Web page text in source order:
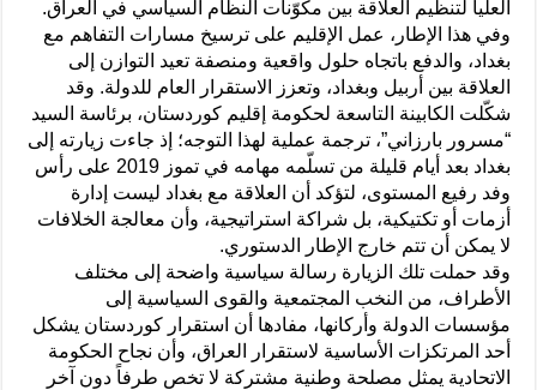
العليا لتنظيم العلاقة بين مكوّنات النظام السياسي في العراق.
وفي هذا الإطار، عمل الإقليم على ترسيخ مسارات التفاهم مع
بغداد، والدفع باتجاه حلول واقعية ومنصفة تعيد التوازن إلى
العلاقة بين أربيل وبغداد، وتعزز الاستقرار العام للدولة. وقد
شكّلت الكابينة التاسعة لحكومة إقليم كوردستان، برئاسة السيد
“مسرور بارزاني”، ترجمة عملية لهذا التوجه؛ إذ جاءت زيارته إلى
بغداد بعد أيام قليلة من تسلّمه مهامه في تموز 2019 على رأس
وفد رفيع المستوى، لتؤكد أن العلاقة مع بغداد ليست إدارة
أزمات أو تكتيكية، بل شراكة استراتيجية، وأن معالجة الخلافات
لا يمكن أن تتم خارج الإطار الدستوري.
وقد حملت تلك الزيارة رسالة سياسية واضحة إلى مختلف
الأطراف، من النخب المجتمعية والقوى السياسية إلى
مؤسسات الدولة وأركانها، مفادها أن استقرار كوردستان يشكل
أحد المرتكزات الأساسية لاستقرار العراق، وأن نجاح الحكومة
الاتحادية يمثل مصلحة وطنية مشتركة لا تخص طرفاً دون آخر